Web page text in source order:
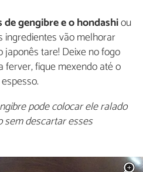
gengibre e o hondashiou
ingredientes vão melhorar
tare! Deixe no fogo
ferver, fique mexendo até o
pode colocar ele ralado
sem descartar esses